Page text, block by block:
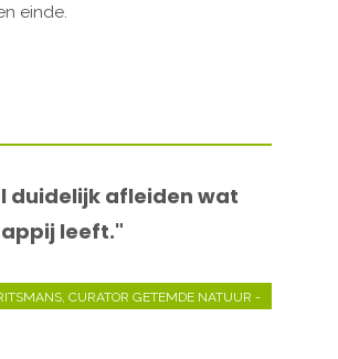
einde.
duidelijk afleiden wat
leeft."
CURATOR GETEMDE NATUUR -